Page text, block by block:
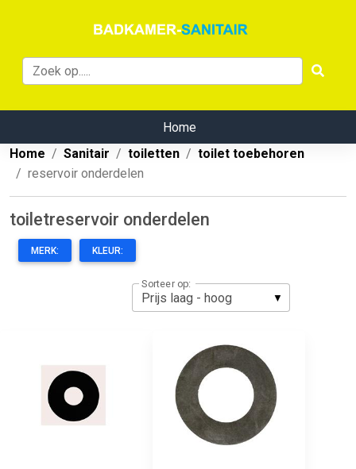
Home
Home
Sanitair toiletten
toilet toebehoren
reservoir onderdelen
toiletreservoir onderdelen
MERK: KLEUR:
Sorteer op: